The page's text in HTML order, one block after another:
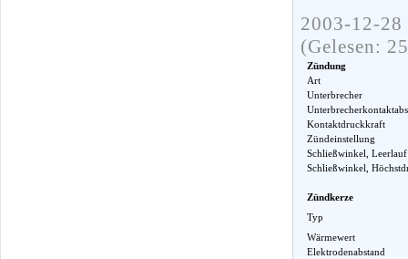
2003-12-
(Gelesen:
Zündung
Art
Unterbrecher
Kontaktdruckkraft
Zündeinstellung
Schließwinkel, Leerlauf
Schließwinkel,
Zündkerze
Typ
Wärmewert
Elektrodenabstand